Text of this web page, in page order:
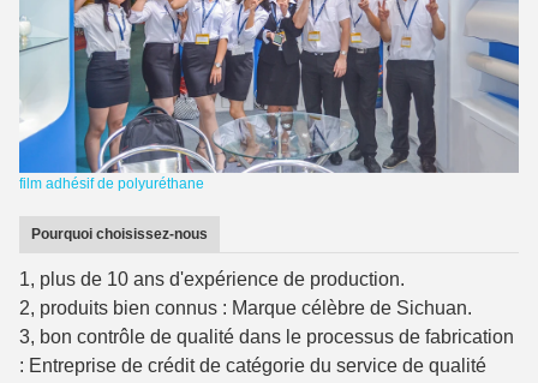
film adhésif de polyuréthane
Pourquoi choisissez-nous
1, plus de 10 ans d'expérience de production.
2, produits bien connus : Marque célèbre de Sichuan.
3, bon contrôle de qualité dans le processus de fabrication
: Entreprise de crédit de catégorie du service de qualité